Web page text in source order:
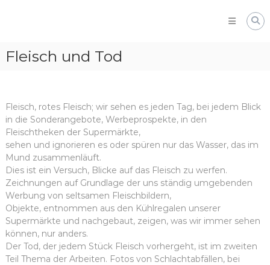
Fleisch und Tod
Fleisch, rotes Fleisch; wir sehen es jeden Tag, bei jedem Blick
in die Sonderangebote, Werbeprospekte, in den
Fleischtheken der Supermärkte,
sehen und ignorieren es oder spüren nur das Wasser, das im
Mund zusammenläuft.
Dies ist ein Versuch, Blicke auf das Fleisch zu werfen.
Zeichnungen auf Grundlage der uns ständig umgebenden
Werbung von seltsamen Fleischbildern,
Objekte, entnommen aus den Kühlregalen unserer
Supermärkte und nachgebaut, zeigen, was wir immer sehen
können, nur anders.
Der Tod, der jedem Stück Fleisch vorhergeht, ist im zweiten
Teil Thema der Arbeiten. Fotos von Schlachtabfällen, bei